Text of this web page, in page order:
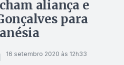
aliança e
para
16 setembro 2020 às 12h33